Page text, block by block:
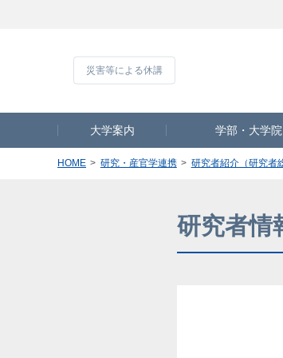
大学案内 学部・大学院
HOME 研究・産官学連携 研究者紹介（研究者
研究者情